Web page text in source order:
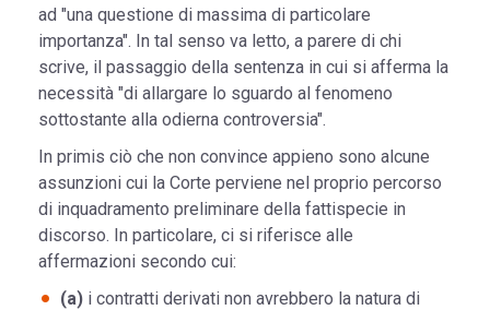
ad "una questione di massima di particolare
importanza". In tal senso va letto, a parere di chi
scrive, il passaggio della sentenza in cui si afferma la
necessità "di allargare lo sguardo al fenomeno
sottostante alla odierna controversia".
In primis ciò che non convince appieno sono alcune
assunzioni cui la Corte perviene nel proprio percorso
di inquadramento preliminare della fattispecie in
discorso. In particolare, ci si riferisce alle
affermazioni secondo cui:
(a) i contratti derivati non avrebbero la natura di